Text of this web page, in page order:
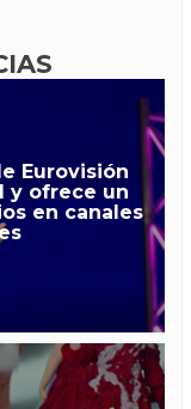
Eurovisión
y ofrece un
en canales